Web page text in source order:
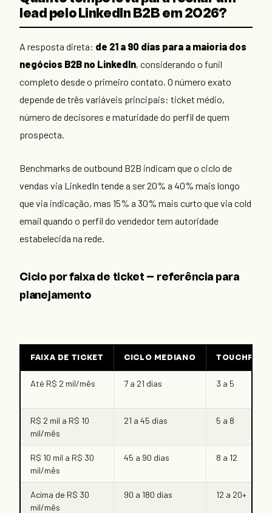
lead pelo LinkedIn B2B em 2026?
A resposta direta: de 21 a 90 dias para a maioria dos
negócios B2B no LinkedIn, considerando o funil
completo desde o primeiro contato. O número exato
depende de três variáveis principais: ticket médio,
número de decisores e maturidade do perfil de quem
prospecta.
Benchmarks de outbound B2B indicam que o ciclo de
vendas via LinkedIn tende a ser 20% a 40% mais longo
que via indicação, mas 15% a 30% mais curto que via cold
email quando o perfil do vendedor tem autoridade
estabelecida na rede.
Ciclo por faixa de ticket — referência para
planejamento
FAIXA DE TICKET CICLO MEDIANO
Até R$ 2 mil/mês 7 a 21 dias 3 a 5
R$ 2 mil a R$ 10
mil/mês
21 a 45 dias 5 a 8
R$ 10 mil a R$ 30
mil/mês
45 a 90 dias 8 a 12
Acima de R$ 30
mil/mês
90 a 180 dias 12 a 20+